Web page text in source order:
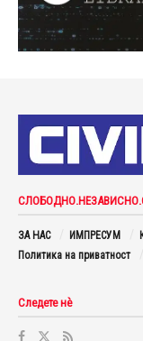
ЗА НАС ИМПРЕСУМ
Политика на приватност
Следете нè